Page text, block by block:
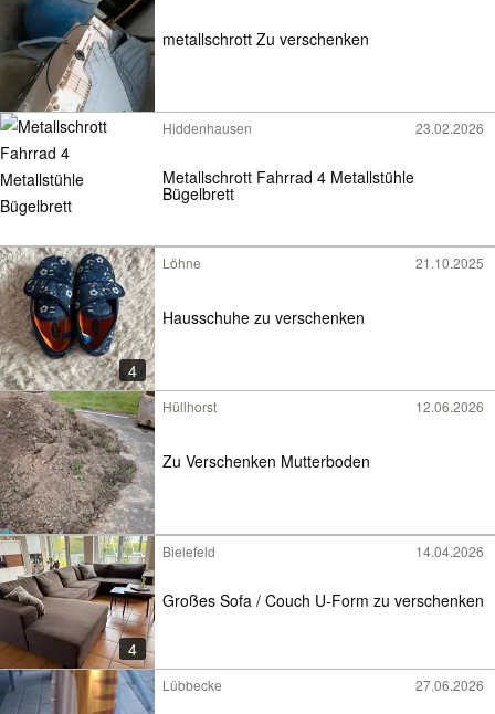
metallschrott Zu verschenken
Hiddenhausen 23.02.2026
Metallschrott Fahrrad 4 Metallstühle
Bügelbrett
4
Löhne 21.10.2025
Hausschuhe zu verschenken
Hüllhorst 12.06.2026
Zu Verschenken Mutterboden
4
Bielefeld 14.04.2026
Großes Sofa / Couch U-Form zu verschenken
Lübbecke 27.06.2026